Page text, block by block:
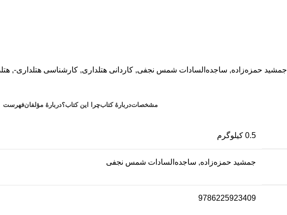
جمشید حمزه‌زاده, ساجده‌السادات شمس نجفی, کاردانی هتلداری, کارشناسی هتلداری-,
مشخصاتدربارهٔ کتابچرا این کتاب؟دربارۀ مؤلفانفهرست
0.5 کیلوگرم
جمشید حمزه‌زاده, ساجده‌السادات شمس نجفی
9786225923409